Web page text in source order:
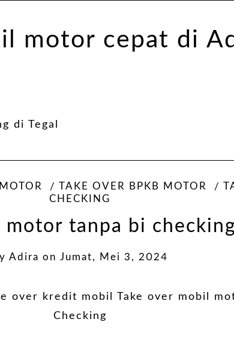
di Tegal
TAKE OVER BPKB MOTOR
CHECKING
motor tanpa bi checking
Adira on Jumat, Mei 3, 2024